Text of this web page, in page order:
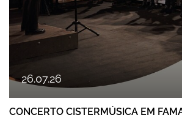
26.07.26
CONCERTO CISTERMÚSICA EM